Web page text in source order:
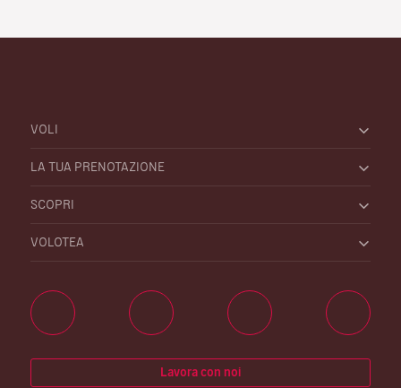
VOLI
LA TUA PRENOTAZIONE
SCOPRI
VOLOTEA
Lavora con noi